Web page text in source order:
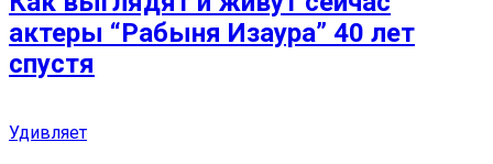
актеры “Рабыня Изаура” 40 лет
спустя
Удивляет